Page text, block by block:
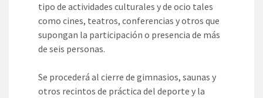
tipo de actividades culturales y de ocio tales
como cines, teatros, conferencias y otros que
supongan la participación o presencia de más
de seis personas.
Se procederá al cierre de gimnasios, saunas y
otros recintos de práctica del deporte y la